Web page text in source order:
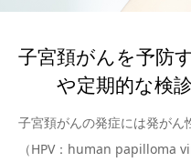
子宮頚がんを予防
や定期的な検
子宮頚がんの発症には発がん
（HPV：human papilloma